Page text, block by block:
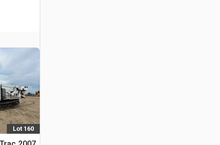
Lot 160